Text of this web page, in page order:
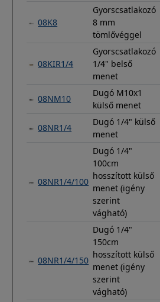
08K8
Gyorscsatlakozó
8 mm
tömlővéggel
08KIR1/4
Gyorscsatlakozó
1/4" belső
menet
08NM10
Dugó M10x1
külső menet
08NR1/4
Dugó 1/4" külső
menet
08NR1/4/100
Dugó 1/4"
100cm
hosszított külső
menet (igény
szerint
vágható)
08NR1/4/150
Dugó 1/4"
150cm
hosszított külső
menet (igény
szerint
vágható)